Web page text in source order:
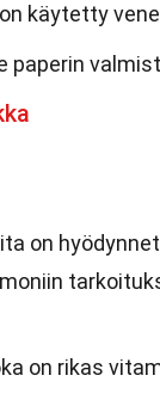
käytetty
paperin
on
on rikas